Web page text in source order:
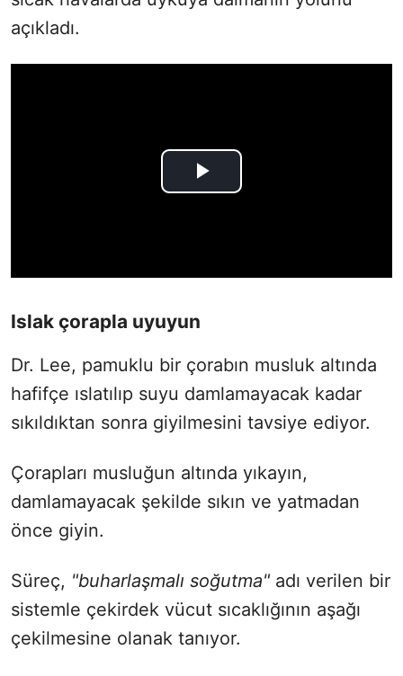
açıkladı.
Islak çorapla uyuyun
Dr. Lee, pamuklu bir çorabın musluk altında
hafifçe ıslatılıp suyu damlamayacak kadar
sıkıldıktan sonra giyilmesini tavsiye ediyor.
Çorapları musluğun altında yıkayın,
damlamayacak şekilde sıkın ve yatmadan
önce giyin.
Süreç, "buharlaşmalı soğutma" adı verilen bir
sistemle çekirdek vücut sıcaklığının aşağı
çekilmesine olanak tanıyor.